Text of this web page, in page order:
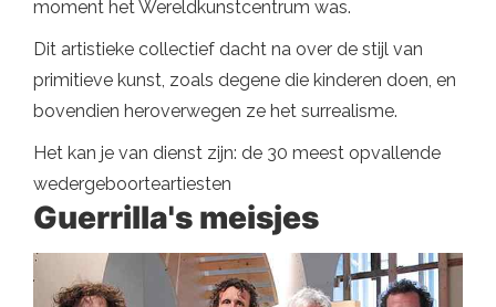
moment het Wereldkunstcentrum was.
Dit artistieke collectief dacht na over de stijl van
primitieve kunst, zoals degene die kinderen doen, en
bovendien heroverwegen ze het surrealisme.
Het kan je van dienst zijn: de 30 meest opvallende
wedergeboorteartiesten
Guerrilla's meisjes